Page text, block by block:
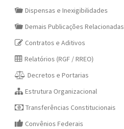
Dispensas e Inexigibilidades
Demais Publicações Relacionadas
Contratos e Aditivos
Relatórios (RGF / RREO)
Decretos e Portarias
Estrutura Organizacional
Transferências Constitucionais
Convênios Federais